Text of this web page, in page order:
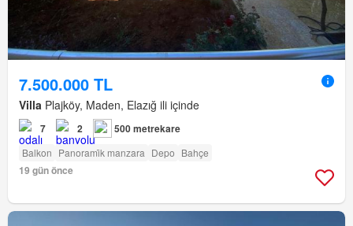
7.500.000 TL
Villa Plajköy, Maden, Elazığ ili içinde
7 2 500 metrekare
Balkon Panorami̇k manzara Depo Bahçe
19 gün önce